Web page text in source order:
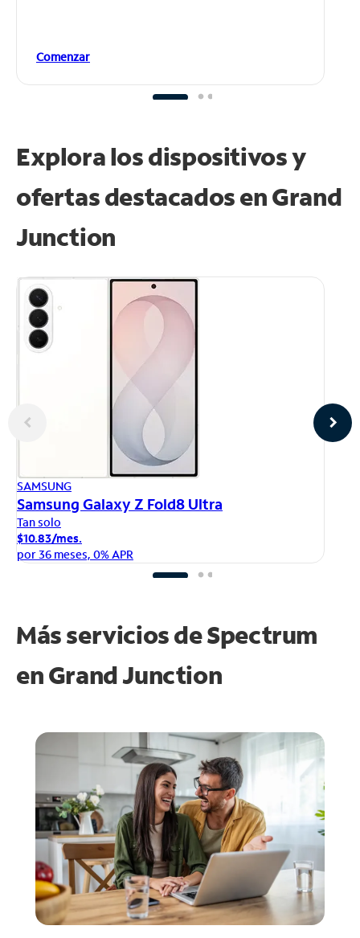
Comenzar
Explora los dispositivos y
ofertas destacados en Grand
Junction
SAMSUNG
Samsung Galaxy Z Fold8 Ultra
Tan solo
$10.83/mes.
por 36 meses, 0% APR
Más servicios de Spectrum
enGrand Junction